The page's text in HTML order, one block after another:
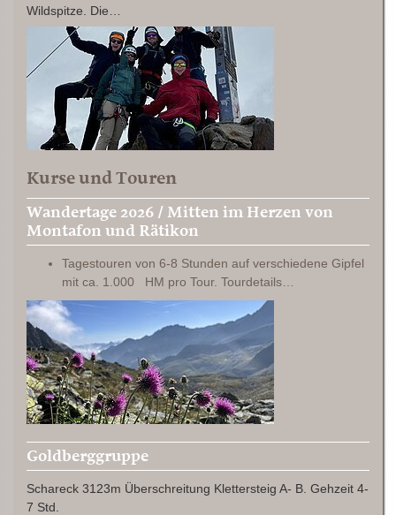
Wildspitze. Die…
Kurse und Touren
Wandertage 2026 / Mitten im Herzen von
Montafon und Rätikon
Tagestouren von 6-8 Stunden auf verschiedene Gipfel
mit ca. 1.000 HM pro Tour. Tourdetails…
Goldberggruppe
Schareck 3123m Überschreitung Klettersteig A- B. Gehzeit 4-
7 Std.